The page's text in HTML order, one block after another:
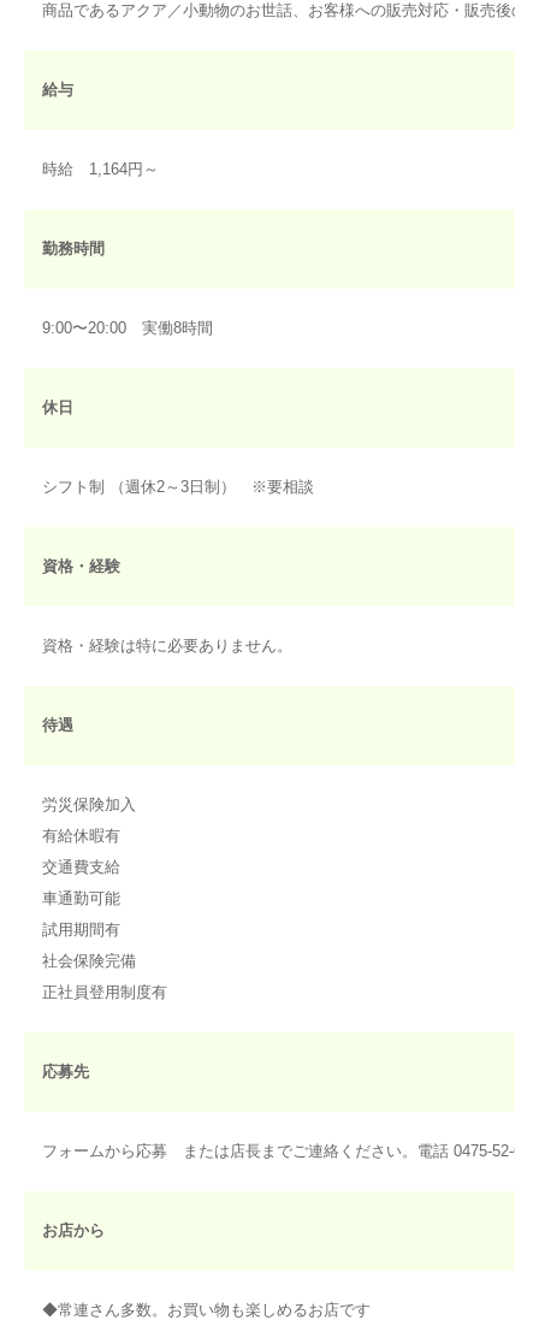
商品であるアクア／小動物のお世話、お客様への販売対応・販売後
給与
時給 1,164円～
勤務時間
9:00〜20:00 実働8時間
休日
シフト制 （週休2～3日制） ※要相談
資格・経験
資格・経験は特に必要ありません。
待遇
労災保険加入
有給休暇有
交通費支給
車通勤可能
試用期間有
社会保険完備
正社員登用制度有
応募先
フォームから応募 または店長までご連絡ください。電話 0475-52-
お店から
◆常連さん多数。お買い物も楽しめるお店です